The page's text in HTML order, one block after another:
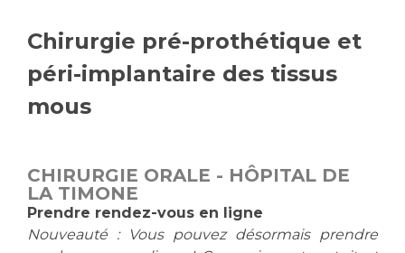
Tarifs
Vous accompagnez, vous rendez visite à un patient
Vous allez être hospitalisé(e)
Vous avez une analyse à réaliser
Vous venez en consultation
myaphm, votre espace santé en ligne
Infos COVID-19
Emploi / formation
Emplois administratifs
Espace Formation
Étudiants hospitaliers
Emplois techniques et médico-techniques
Emplois divers
Chirurgie pré-prothétique et
péri-implantaire des tissus
mous
CHIRURGIE ORALE - HÔPITAL DE
LA TIMONE
Prendre rendez-vous en ligne
Nouveauté : Vous pouvez désormais prendre